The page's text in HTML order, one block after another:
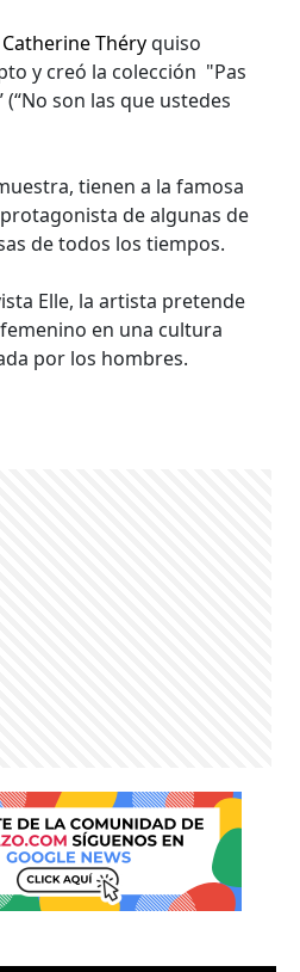
Catherine Théryquiso
y creó la colección "Pas
son las que ustedes
tienen a la famosa
de algunas de
de todos los tiempos.
Elle, la artista pretende
en una cultura
por los hombres.